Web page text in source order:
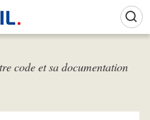
c
u
l
code et sa documentation
(témoins de connexion)